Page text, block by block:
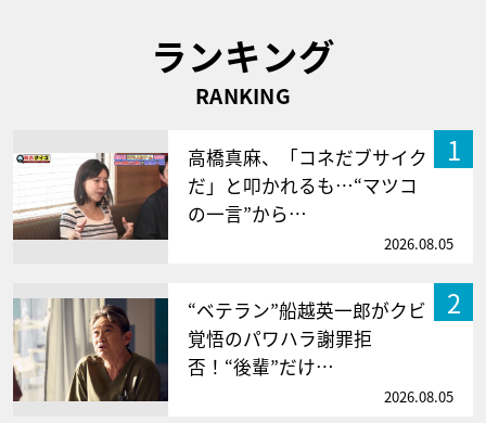
ランキング
RANKING
1
高橋真麻、「コネだブサイク
だ」と叩かれるも…“マツコ
の一言”から…
2026.08.05
2
“ベテラン”船越英一郎がクビ
覚悟のパワハラ謝罪拒
否！“後輩”だけ…
2026.08.05